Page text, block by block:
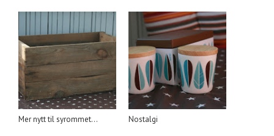
Mer nytt til syrommet... Nostalgi